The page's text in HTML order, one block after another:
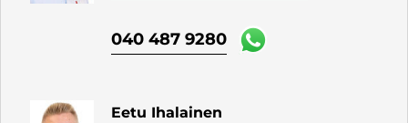
040 487 9280
Eetu Ihalainen